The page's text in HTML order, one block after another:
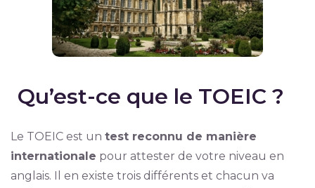
Qu’est-ce que le TOEIC ?
Le TOEIC est un test reconnu de manière
internationale pour attester de votre niveau en
anglais. Il en existe trois différents et chacun va